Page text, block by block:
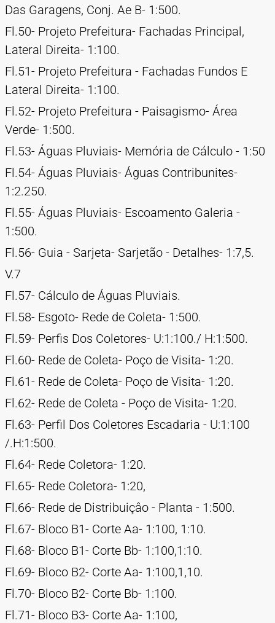
Das Garagens, Conj. Ae B- 1:500.
Fl.50- Projeto Prefeitura- Fachadas Principal,
Lateral Direita- 1:100.
Fl.51- Projeto Prefeitura - Fachadas Fundos E
Lateral Direita- 1:100.
Fl.52- Projeto Prefeitura - Paisagismo- Área
Verde- 1:500.
Fl.53- Águas Pluviais- Memória de Cálculo - 1:50
Fl.54- Águas Pluviais- Águas Contribunites-
1:2.250.
Fl.55- Águas Pluviais- Escoamento Galeria -
1:500.
Fl.56- Guia - Sarjeta- Sarjetão - Detalhes- 1:7,5.
V.7
Fl.57- Cálculo de Águas Pluviais.
Fl.58- Esgoto- Rede de Coleta- 1:500.
Fl.59- Perfis Dos Coletores- U:1:100./ H:1:500.
Fl.60- Rede de Coleta- Poço de Visita- 1:20.
Fl.61- Rede de Coleta- Poço de Visita- 1:20.
Fl.62- Rede de Coleta - Poço de Visita- 1:20.
Fl.63- Perfil Dos Coletores Escadaria - U:1:100
/.H:1:500.
Fl.64- Rede Coletora- 1:20.
Fl.65- Rede Coletora- 1:20,
Fl.66- Rede de Distribuiçâo - Planta - 1:500.
Fl.67- Bloco B1- Corte Aa- 1:100, 1:10.
Fl.68- Bloco B1- Corte Bb- 1:100,1:10.
Fl.69- Bloco B2- Corte Aa- 1:100,1,10.
Fl.70- Bloco B2- Corte Bb- 1:100.
Fl.71- Bloco B3- Corte Aa- 1:100,